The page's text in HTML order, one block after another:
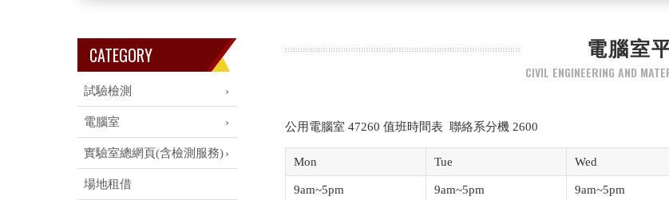
CATEGORY
試驗檢測
電腦室
實驗室總網頁(含檢測服務)
場地租借
電腦室
CIVIL ENGINEERING AND
公用電腦室 47260 值班時間表 聯絡系分機 2600
Mon Tue Wed
9am~5pm 9am~5pm 9am~5pm